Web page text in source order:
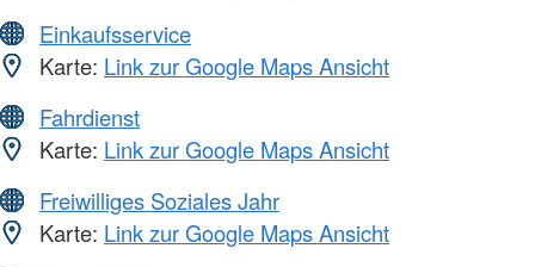
Einkaufsservice
Karte: Link zur Google Maps Ansicht
Fahrdienst
Karte: Link zur Google Maps Ansicht
Freiwilliges Soziales Jahr
Karte: Link zur Google Maps Ansicht